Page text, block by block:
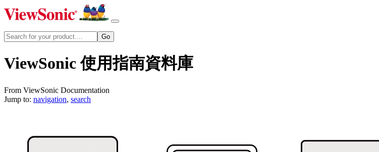
ViewSonic 使用指南資料庫
From ViewSonic Documentation
Jump to: navigation, search